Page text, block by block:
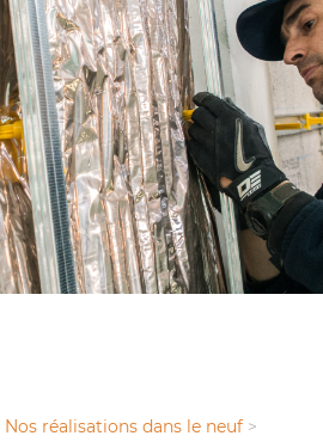
Nos réalisations dans le neuf >